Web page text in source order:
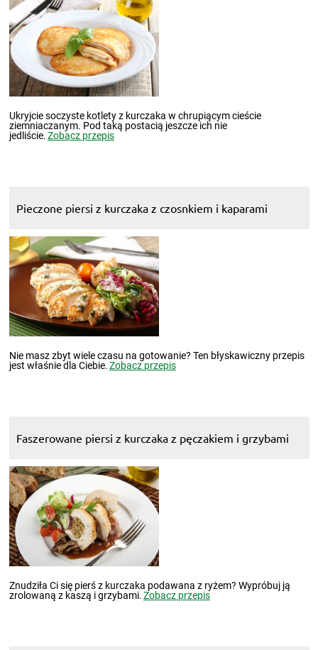
Ukryjcie soczyste kotlety z kurczaka w chrupiącym cieście
ziemniaczanym. Pod taką postacią jeszcze ich nie
jedliście.Zobacz przepis
Pieczone piersi z kurczaka z czosnkiem i kaparami
Nie masz zbyt wiele czasu na gotowanie? Ten błyskawiczny przepis
jest właśnie dla Ciebie.Zobacz przepis
Faszerowane piersi z kurczaka z pęczakiem i grzybami
Znudziła Ci się pierś z kurczaka podawana z ryżem? Wypróbuj ją
zrolowaną z kaszą i grzybami.Zobacz przepis